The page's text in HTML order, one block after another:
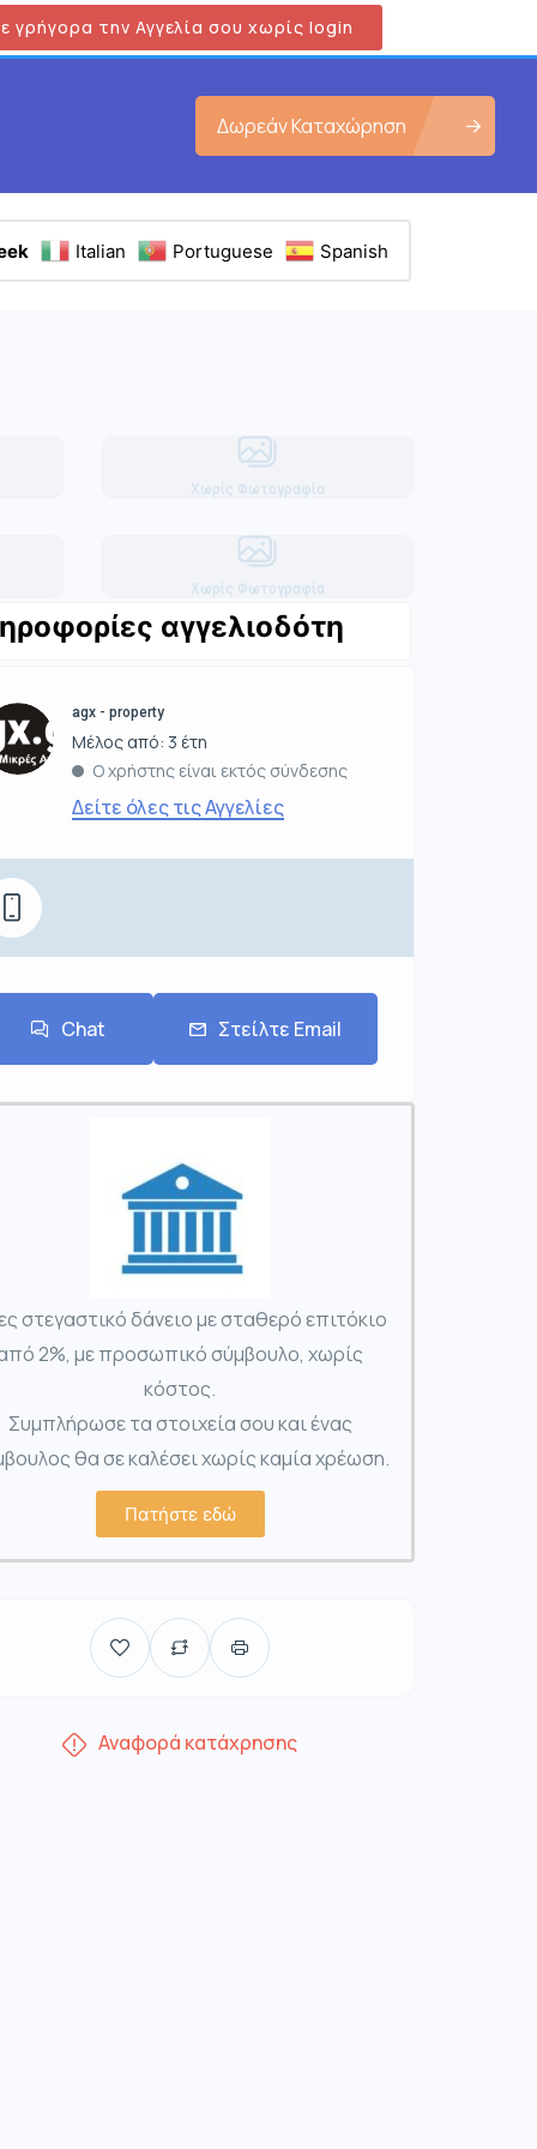
γρήγορα την Αγγελία σου χωρίς login
Δωρεάν Καταχώρηση
Italian Portuguese Spanish
Χωρίς Φωτογραφία
Χωρίς Φωτογραφία
αγγελιοδότη
agx - property
Μέλος από: 3 έτη
Ο χρήστης είναι εκτός σύνδεσης
Δείτε όλες τις Αγγελίες
Chat Στείλτε Email
στεγαστικό δάνειο με σταθερό επιτόκιο
2%, με προσωπικό σύμβουλο, χωρίς
κόστος.
Συμπλήρωσε τα στοιχεία σου και ένας
θα σε καλέσει χωρίς καμία χρέωση.
Πατήστε εδώ
Αναφορά κατάχρησης